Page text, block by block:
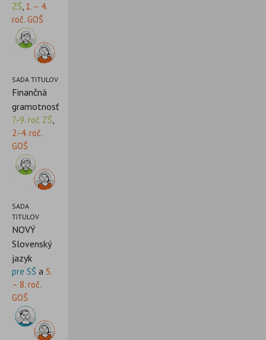
ZŠ, 1. – 4.
roč. GOŠ
SADA TITULOV
Finančná
gramotnosť
7.-9. roč ZŠ,
2.-4. roč.
GOŠ
SADA
TITULOV
NOVÝ
Slovenský
jazyk
pre SŠ a 5.
– 8. roč.
GOŠ